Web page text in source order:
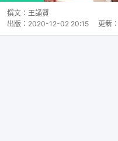
撰文： 王誦賢
出版： 2020-12-02 20:15 更新：